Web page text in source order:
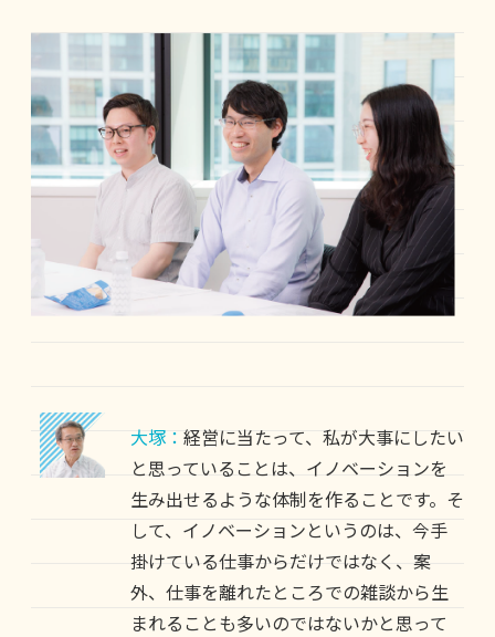
大塚： 経営に当たって、私が大事にしたい
と思っていることは、イノベーションを
生み出せるような体制を作ることです。そ
して、イノベーションというのは、今手
掛けている仕事からだけではなく、案
外、仕事を離れたところでの雑談から生
まれることも多いのではないかと思って